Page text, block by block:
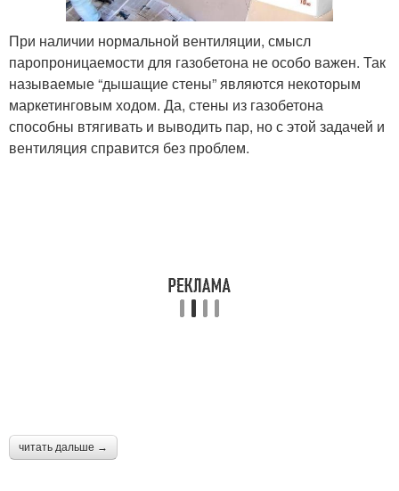
При наличии нормальной вентиляции, смысл
паропроницаемости для газобетона не особо важен. Так
называемые “дышащие стены” являются некоторым
маркетинговым ходом. Да, стены из газобетона
способны втягивать и выводить пар, но с этой задачей и
вентиляция справится без проблем.
читать дальше →